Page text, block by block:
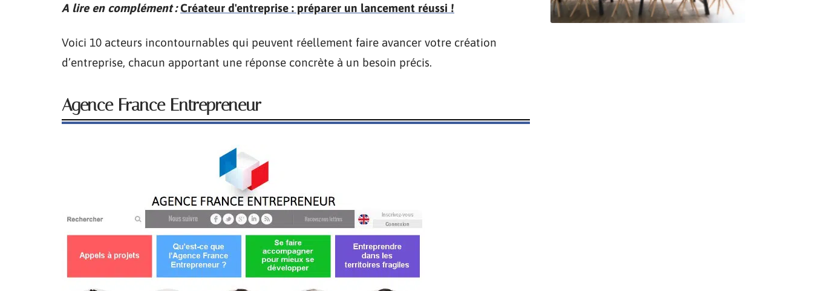
A lire en complément : Créateur d'entreprise : préparer un lancement réussi !
Voici 10 acteurs incontournables qui peuvent réellement faire avancer votre création
d’entreprise, chacun apportant une réponse concrète à un besoin précis.
Agence France Entrepreneur